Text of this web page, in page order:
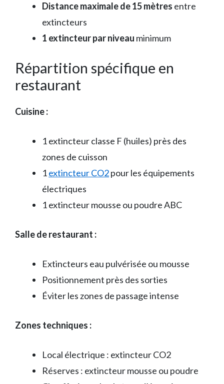
Distance maximale de 15 mètres entre
extincteurs
1 extincteur par niveau minimum
Répartition spécifique en
restaurant
Cuisine :
1 extincteur classe F (huiles) près des
zones de cuisson
1extincteur CO2pour les équipements
électriques
1 extincteur mousse ou poudre ABC
Salle de restaurant :
Extincteurs eau pulvérisée ou mousse
Positionnement près des sorties
Éviter les zones de passage intense
Zones techniques :
Local électrique : extincteur CO2
Réserves : extincteur mousse ou poudre